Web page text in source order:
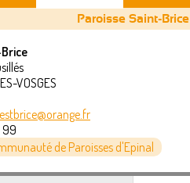
Paroisse Saint-Brice
VOSGES
99
de Paroisses d'Epinal